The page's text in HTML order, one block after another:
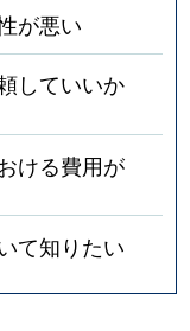
が悪い
していいか
ける費用が
て知りたい